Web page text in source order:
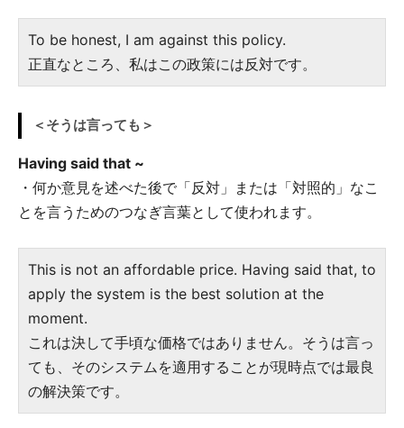
To be honest, I am against this policy.
正直なところ、私はこの政策には反対です。
＜そうは言っても＞
Having said that ~
・何か意見を述べた後で「反対」または「対照的」なこ
とを言うためのつなぎ言葉として使われます。
This is not an affordable price. Having said that, to
apply the system is the best solution at the
moment.
これは決して手頃な価格ではありません。そうは言っ
ても、そのシステムを適用することが現時点では最良
の解決策です。